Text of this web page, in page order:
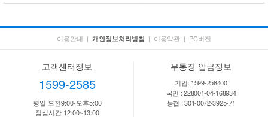
이용안내 | 개인정보처리방침 | 이용약관 | PC버전
고객센터정보
1599-2585
평일 오전9:00-오후5:00
점심시간 12:00~13:00
무통장 입금정보
기업: 1599-258400
국민 : 228001-04-168934
농협 : 301-0072-3925-71